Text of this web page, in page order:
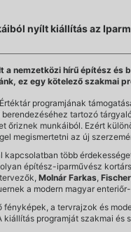
nyílt kiállítás az
a nemzetközi hírű építész
ez egy kötelező szakmai
programjának
tartozó
őriznek munkáiból. Ezért
megismertetni az új
kapcsolatban több
építész-iparművész
Molnár Farkas,
a modern magyar
a tervrajzok és
kiállítás programját szakmai